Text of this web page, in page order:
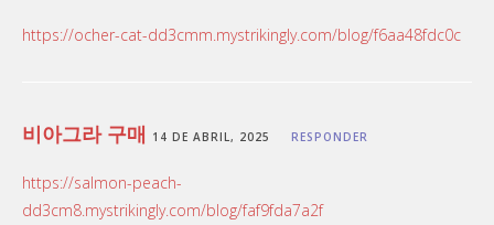
https://ocher-cat-dd3cmm.mystrikingly.com/blog/f6aa48fdc0c
비아그라 구매 14 DE ABRIL, 2025 RESPONDER
https://salmon-peach-
dd3cm8.mystrikingly.com/blog/faf9fda7a2f